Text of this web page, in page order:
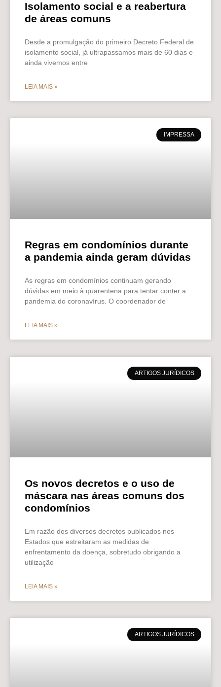
Isolamento social e a reabertura
de áreas comuns
Desde a promulgação do primeiro Decreto Federal de
isolamento social, já ultrapassamos mais de 60 dias e
ainda vivemos entre
LEIA MAIS »
IMPRESSA
Regras em condomínios durante
a pandemia ainda geram dúvidas
As regras em condomínios continuam gerando
dúvidas em meio à quarentena para tentar conter a
pandemia do coronavírus. O coordenador de
LEIA MAIS »
ARTIGOS JURÍDICOS
Os novos decretos e o uso de
máscara nas áreas comuns dos
condomínios
Em razão dos diversos decretos publicados nos
Estados que estreitaram as medidas de
enfrentamento da doença, sobretudo obrigando a
utilização
LEIA MAIS »
ARTIGOS JURÍDICOS